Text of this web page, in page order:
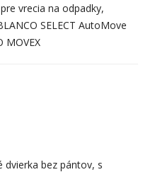
vrecia na odpadky,
SELECT AutoMove
MOVEX
dvierka bez pántov, s